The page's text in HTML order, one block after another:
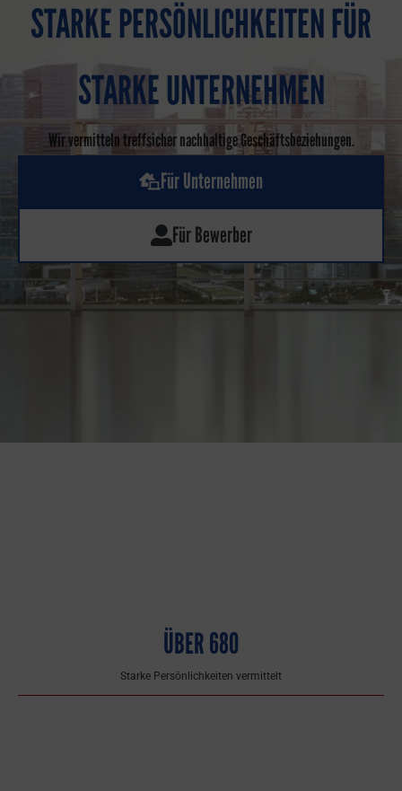
STARKE PERSÖNLICHKEITEN FÜR
STARKE UNTERNEHMEN
Wir vermitteln treffsicher nachhaltige Geschäftsbeziehungen.
Für Unternehmen
Für Bewerber
ÜBER 680
Starke Persönlichkeiten vermittelt